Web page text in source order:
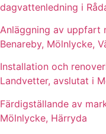
dagvattenledning i
Anläggning av uppfart
Benareby, Mölnlycke,
Installation och
Landvetter, avslutat i
Färdigställande av
Mölnlycke, Härryda